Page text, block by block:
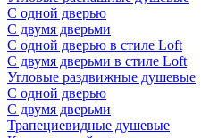
С одной дверью
С двумя дверьми
С одной дверью в стиле Loft
С двумя дверьми в стиле Loft
Угловые раздвижные душевые
С одной дверью
С двумя дверьми
Трапециевидные душевые